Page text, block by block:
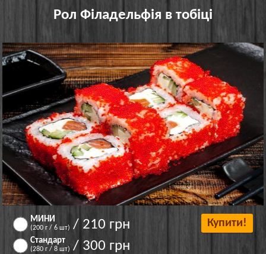
Рол Філадельфія в тобіці
МИНИ
(200 г / 6 шт) / 210 грн
Стандарт
(280 г / 8 шт) / 300 грн
Купити!